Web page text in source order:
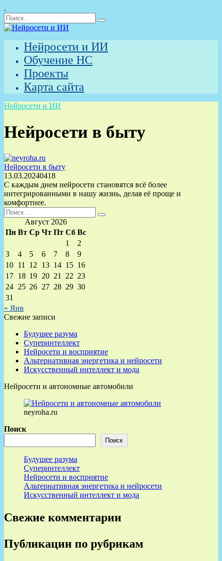
.
Перейти
к
содержанию
Search
for:
Нейросети и ИИ
Обучение НС
Проекты
Карта сайта
Нейросети и ИИ
Нейросети в быту
Нейросети в быту
13.03.20240418
С каждым днем нейросети становятся всё более
интегрированными в нашу жизнь, делая её проще и
комфортнее.
Search
for:
Август 2026
Пн Вт Ср Чт Пт Сб Вс
1
2
3
4 5 6 7 8
9
10 11 12 13 14 15 16
17 18 19 20 21 22 23
24 25 26 27 28 29 30
31
« Янв
Свежие записи
Будущее разума
Суперинтеллект
Нейросети и восприятие
Альтернативная энергетика и нейросети
Искусственный интеллект и мода
Нейросети и автономные автомобили
neyroha.ru
Поиск
Поиск
Будущее разума
Суперинтеллект
Нейросети и восприятие
Альтернативная энергетика и нейросети
Искусственный интеллект и мода
Свежие комментарии
Публикации по рубрикам